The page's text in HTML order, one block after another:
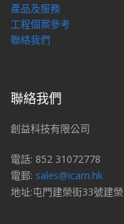
產品及服務
工程個案參考
聯絡我們
聯絡我們
創益科技有限公司
電話: 852 31072778
電郵: sales@icam.hk
地址:屯門建榮街33號建